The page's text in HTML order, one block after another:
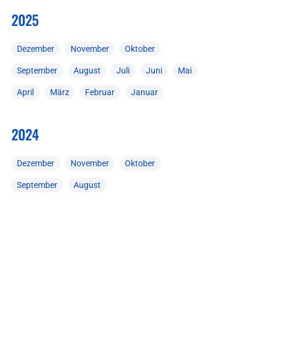
2025
Dezember November Oktober
September August Juli Juni Mai
April März Februar Januar
2024
Dezember November Oktober
September August